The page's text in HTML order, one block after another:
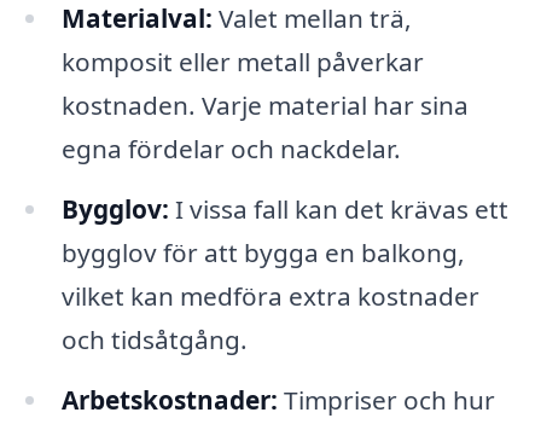
Materialval: Valet mellan trä,
komposit eller metall påverkar
kostnaden. Varje material har sina
egna fördelar och nackdelar.
Bygglov: I vissa fall kan det krävas ett
bygglov för att bygga en balkong,
vilket kan medföra extra kostnader
och tidsåtgång.
Arbetskostnader: Timpriser och hur